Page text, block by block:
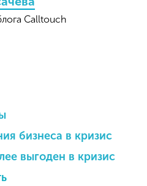
Calltouch
бизнеса в кризис
выгоден в кризис